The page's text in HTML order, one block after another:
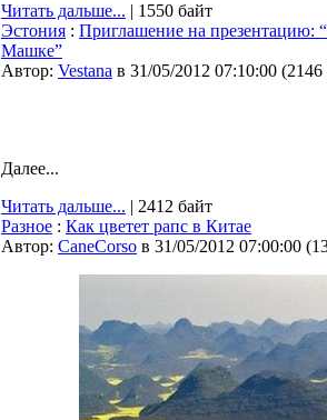
Читать дальше... | 1550 байт
Эстония : Приглашение на презентацию:
Машке”
Автор: Vestana в 31/05/2012 07:10:00 (
Далее...
Читать дальше... | 2412 байт
Разное : Как цветет рапс в Китае
Автор: CaneCorso в 31/05/2012 07:00:00 (